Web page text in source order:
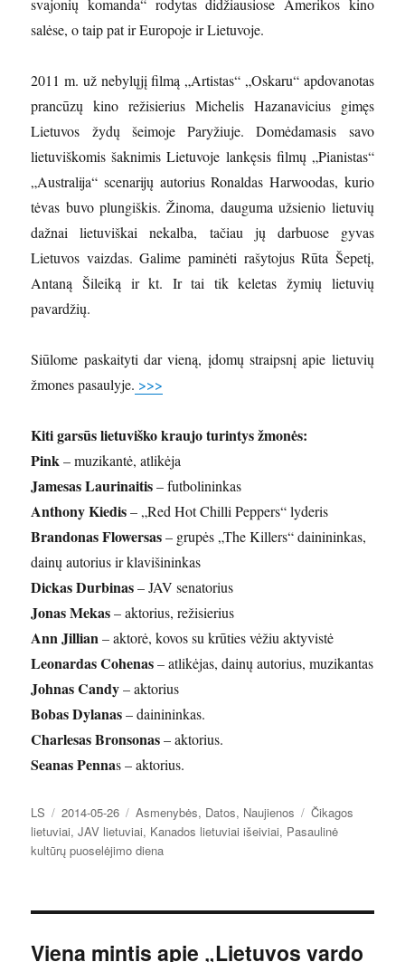
svajonių komanda“ rodytas didžiausiose Amerikos kino
salėse, o taip pat ir Europoje ir Lietuvoje.
2011 m. už nebylųjį filmą „Artistas“ „Oskaru“ apdovanotas
prancūzų kino režisierius Michelis Hazanavicius gimęs
Lietuvos žydų šeimoje Paryžiuje. Domėdamasis savo
lietuviškomis šaknimis Lietuvoje lankęsis filmų „Pianistas“
„Australija“ scenarijų autorius Ronaldas Harwoodas, kurio
tėvas buvo plungiškis. Žinoma, dauguma užsienio lietuvių
dažnai lietuviškai nekalba, tačiau jų darbuose gyvas
Lietuvos vaizdas. Galime paminėti rašytojus Rūta Šepetį,
Antaną Šileiką ir kt. Ir tai tik keletas žymių lietuvių
pavardžių.
Siūlome paskaityti dar vieną, įdomų straipsnį apie lietuvių
žmones pasaulyje. >>>
Kiti garsūs lietuviško kraujo turintys žmonės:
Pink– muzikantė, atlikėja
Jamesas Laurinaitis– futbolininkas
Anthony Kiedis– „Red Hot Chilli Peppers“ lyderis
Brandonas Flowersas– grupės „The Killers“ dainininkas,
dainų autorius ir klavišininkas
Dickas Durbinas– JAV senatorius
Jonas Mekas– aktorius, režisierius
Ann Jillian– aktorė, kovos su krūties vėžiu aktyvistė
Leonardas Cohenas– atlikėjas, dainų autorius, muzikantas
Johnas Candy– aktorius
Bobas Dylanas– dainininkas.
Charlesas Bronsonas– aktorius.
Seanas Pennas – aktorius.
Autorius
LS Paskelbta
2014-05-26 Kategorijos
Asmenybės, Datos, Naujienos Žymos
Čikagos
lietuviai,JAV lietuviai, Kanados lietuviai išeiviai, Pasaulinė
kultūrų puoselėjimo diena
Viena mintis apie „Lietuvos vardo